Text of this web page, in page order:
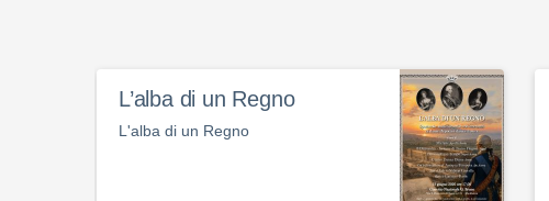
L’alba di un Regno
L'alba di un Regno